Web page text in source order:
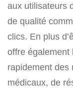
aux utilisateurs
de qualité
clics. En plus
offre également
rapidement des
médicaux, de